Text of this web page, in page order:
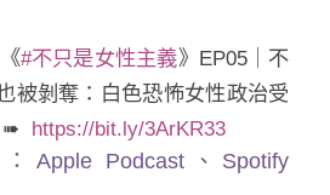
#不只是女性主義》EP05｜不
被剝奪：白色恐怖女性政治受
https://bit.ly/3ArKR33​
Apple Podcast 、 Spotify